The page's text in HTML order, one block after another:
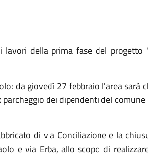
della prima fase del progetto
da giovedì 27 febbraio l'area sarà
dei dipendenti del comune
di via Conciliazione e la
e via Erba, allo scopo di